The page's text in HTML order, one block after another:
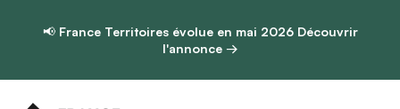
📢 France Territoires évolue en mai 2026 Découvrir
l'annonce →